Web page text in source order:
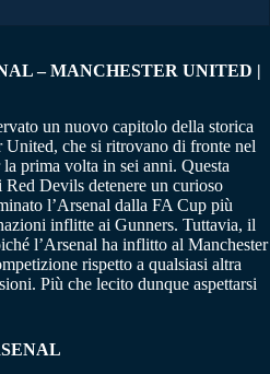
– MANCHESTER UNITED |
un nuovo capitolo della storica
United, che si ritrovano di fronte nel
prima volta in sei anni. Questa
Devils detenere un curioso
l’Arsenal dalla FA Cup più
inflitte ai Gunners. Tuttavia, il
l’Arsenal ha inflitto al Manchester
rispetto a qualsiasi altra
Più che lecito dunque aspettarsi